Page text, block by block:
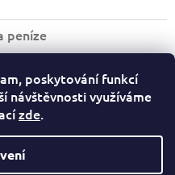
poskytování funkcí
návštěvnosti využíváme
zde.
peníze